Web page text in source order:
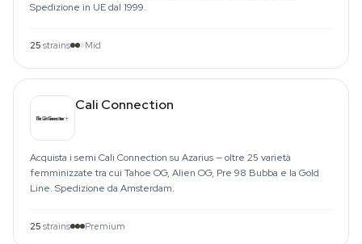
Spedizione in UE dal 1999.
25 strains Mid
Cali Connection
Acquista i semi Cali Connection su Azarius — oltre 25 varietà
femminizzate tra cui Tahoe OG, Alien OG, Pre 98 Bubba e la Gold
Line. Spedizione da Amsterdam.
25 strains Premium